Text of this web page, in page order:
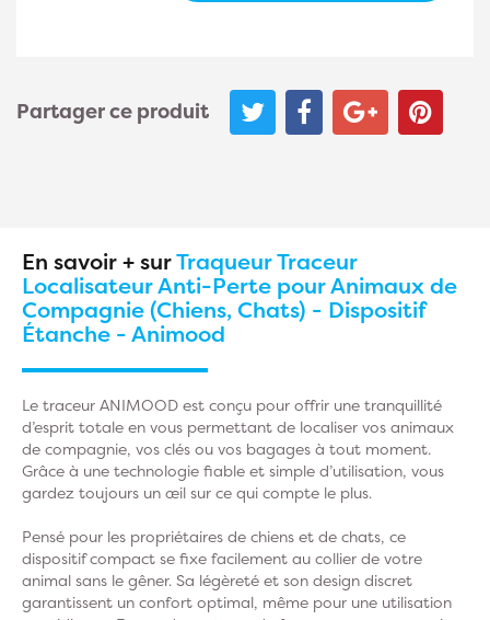
Partager ce produit
En savoir + surTraqueur Traceur
Localisateur Anti-Perte pour Animaux de
Compagnie (Chiens, Chats) - Dispositif
Étanche - Animood
Le traceur ANIMOOD est conçu pour offrir une tranquillité
d’esprit totale en vous permettant de localiser vos animaux
de compagnie, vos clés ou vos bagages à tout moment.
Grâce à une technologie fiable et simple d’utilisation, vous
gardez toujours un œil sur ce qui compte le plus.
Pensé pour les propriétaires de chiens et de chats, ce
dispositif compact se fixe facilement au collier de votre
animal sans le gêner. Sa légèreté et son design discret
garantissent un confort optimal, même pour une utilisation